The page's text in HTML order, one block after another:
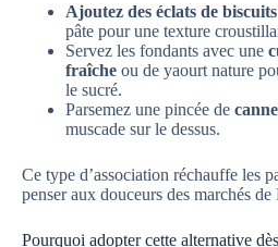
Ajoutez des éclats de
pâte pour une texture
Servez les fondants avec une
fraîche ou de yaourt nature
le sucré.
Parsemez une pincée de
muscade sur le dessus.
Ce type d’association réchauffe les
penser aux douceurs des marchés de
Pourquoi adopter cette alternative